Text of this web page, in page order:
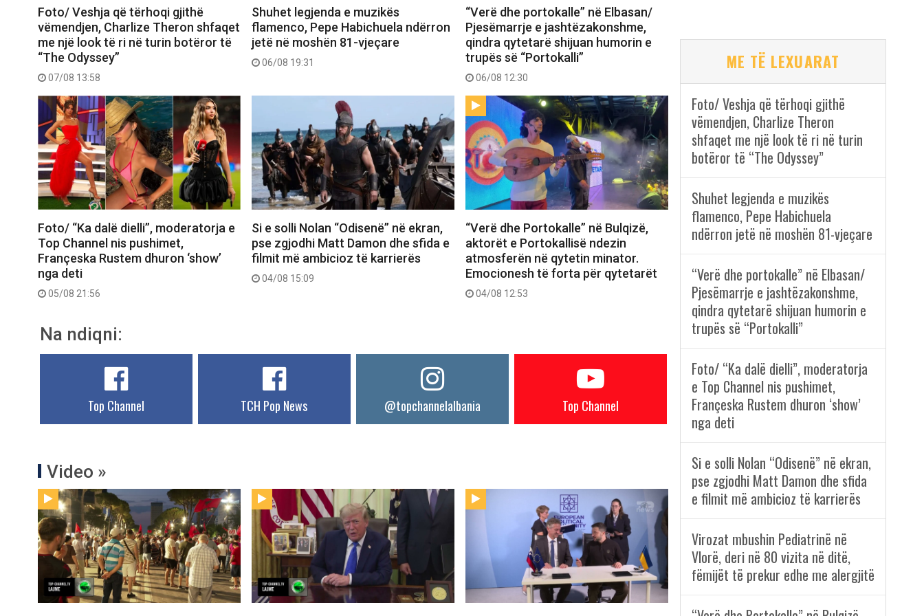
Foto/ Veshja që tërhoqi gjithë
vëmendjen, Charlize Theron shfaqet
me një look të ri në turin botëror të
“The Odyssey”
07/08 13:58
Shuhet legjenda e muzikës
flamenco, Pepe Habichuela ndërron
jetë në moshën 81-vjeçare
06/08 19:31
“Verë dhe portokalle” në Elbasan/
Pjesëmarrje e jashtëzakonshme,
qindra qytetarë shijuan humorin e
trupës së “Portokalli”
06/08 12:30
Foto/ “Ka dalë dielli”, moderatorja e
Top Channel nis pushimet,
Françeska Rustem dhuron ‘show’
nga deti
05/08 21:56
Si e solli Nolan “Odisenë” në ekran,
pse zgjodhi Matt Damon dhe sfida e
filmit më ambicioz të karrierës
04/08 15:09
“Verë dhe Portokalle” në Bulqizë,
aktorët e Portokallisë ndezin
atmosferën në qytetin minator.
Emocionesh të forta për qytetarët
04/08 12:53
Na ndiqni:
Top Channel TCH Pop News @topchannelalbania Top Channel
Video »
ME TË LEXUARAT
Foto/ Veshja që tërhoqi gjithë
vëmendjen, Charlize Theron
shfaqet me një look të ri në turin
botëror të “The Odyssey”
Shuhet legjenda e muzikës
flamenco, Pepe Habichuela
ndërron jetë në moshën 81-vjeçare
“Verë dhe portokalle” në Elbasan/
Pjesëmarrje e jashtëzakonshme,
qindra qytetarë shijuan humorin e
trupës së “Portokalli”
Foto/ “Ka dalë dielli”, moderatorja
e Top Channel nis pushimet,
Françeska Rustem dhuron ‘show’
nga deti
Si e solli Nolan “Odisenë” në ekran,
pse zgjodhi Matt Damon dhe sfida
e filmit më ambicioz të karrierës
Virozat mbushin Pediatrinë në
Vlorë, deri në 80 vizita në ditë,
fëmijët të prekur edhe me alergjitë